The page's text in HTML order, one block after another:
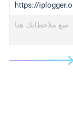
https://
ضع ملاحظاتك هنا